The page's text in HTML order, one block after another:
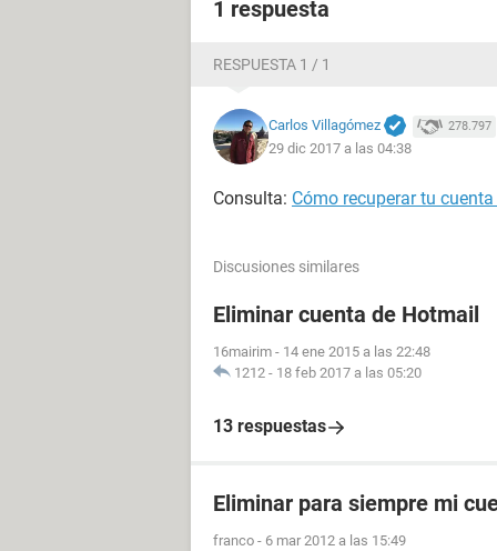
1 respuesta
RESPUESTA 1 / 1
Carlos Villagómez 278.797
29 dic 2017 a las 04:38
Consulta: Cómo recuperar tu
Discusiones similares
Eliminar cuenta de Hotmail
16mairim - 14 ene 2015 a las 22:48
1212 - 18 feb 2017 a las 05:20
13 respuestas
Eliminar para siempre mi
franco - 6 mar 2012 a las 15:49